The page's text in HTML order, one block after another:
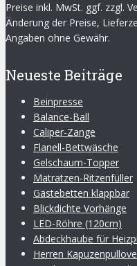
Preise inkl. MwSt. ggf. zzgl.
Änderung der Preise,
Angaben ohne Gewähr.
Neueste Beiträge
Beinpresse
Balance-Ball
Caliper-Zange
Flanell-Bettwäsche
Gelschaum-Topper
Matratzen-Ritzenfüller
Gästebetten klappbar
Blickdichte Vorhänge
LED-Röhre (120cm)
Abdeckhaube für
Herren